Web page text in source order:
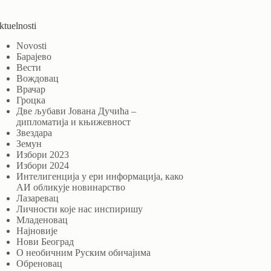
Novosti
Барајево
Вести
Вождовац
Врачар
Гроцка
Две љубави Јована Дучића –
дипломатија и књижевност
Звездара
Земун
Избори 2023
Избори 2024
Интелигенција у ери информација, како
АИ обликује новинарство
Лазаревац
Личности које нас инспиришу
Младеновац
Најновије
Нови Београд
О необичним Руским обичајима
Обреновац